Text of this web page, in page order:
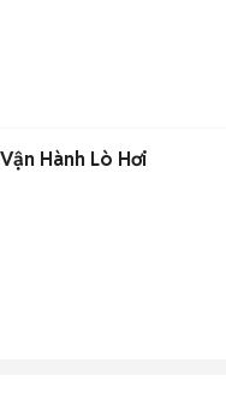
Hành Lò Hơi